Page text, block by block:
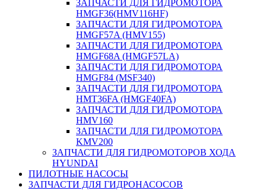
ЗАПЧАСТИ ДЛЯ ГИДРОМОТОРА
HMGF36(HMV116HF)
ЗАПЧАСТИ ДЛЯ ГИДРОМОТОРА
HMGF57A (HMV155)
ЗАПЧАСТИ ДЛЯ ГИДРОМОТОРА
HMGF68A (HMGF57LA)
ЗАПЧАСТИ ДЛЯ ГИДРОМОТОРА
HMGF84 (MSF340)
ЗАПЧАСТИ ДЛЯ ГИДРОМОТОРА
HMT36FA (HMGF40FA)
ЗАПЧАСТИ ДЛЯ ГИДРОМОТОРА
HMV160
ЗАПЧАСТИ ДЛЯ ГИДРОМОТОРА
KMV200
ЗАПЧАСТИ ДЛЯ ГИДРОМОТОРОВ ХОДА
HYUNDAI
ПИЛОТНЫЕ НАСОСЫ
ЗАПЧАСТИ ДЛЯ ГИДРОНАСОСОВ